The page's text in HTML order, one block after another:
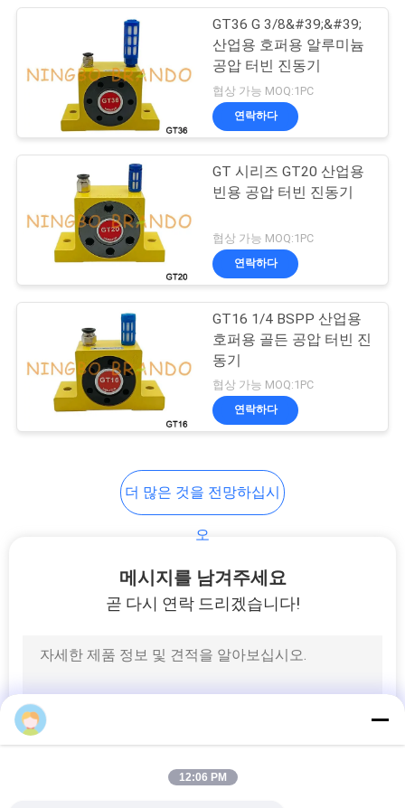
보
책
공 압 공기 실린더
233
여과기 규칙 주유기
브 코일
솔레노이드 코일 연
결관
GT36 G 3/8&#39;&#39;
산업용 호퍼용 알루미늄
공압 터빈 진동기
협상 가능 MOQ:1PC
연락하다
GT 시리즈 GT20 산업용
빈용 공압 터빈 진동기
협상 가능 MOQ:1PC
연락하다
GT16 1/4 BSPP 산업용
호퍼용 골든 공압 터빈 진
동기
협상 가능 MOQ:1PC
연락하다
더 많은 것을 전망하십시
오
메시지를 남겨주세요
곧 다시 연락 드리겠습니다!
12:06 PM